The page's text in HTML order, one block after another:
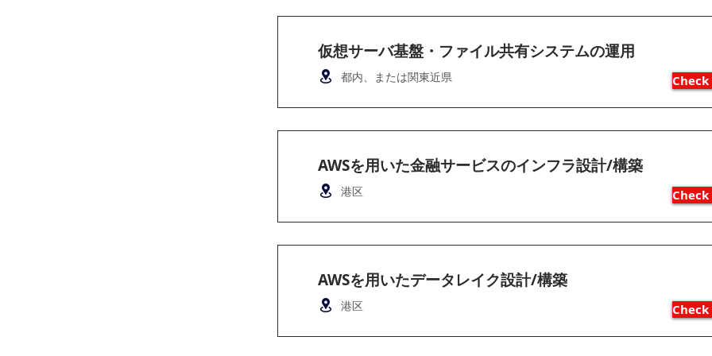
仮想サーバ基盤・ファイル共有システムの運用
都内、または関東近県
AWSを用いた金融サービスのインフラ設計/構築
港区
AWSを用いたデータレイク設計/構築
港区